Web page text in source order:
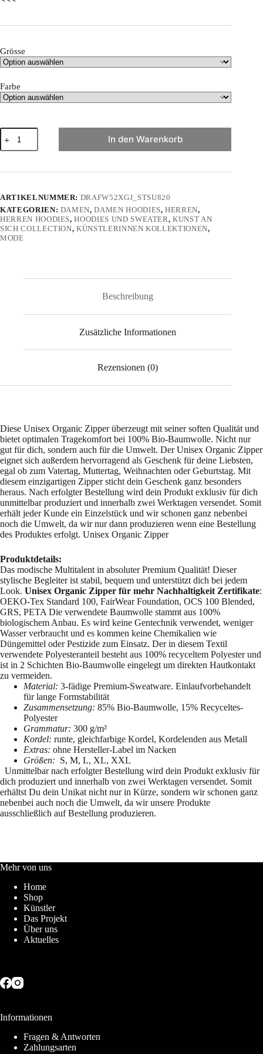
Grösse
Farbe
"Kunst
an
sich"
Unisex
Menge
In den Warenkorb
ARTIKELNUMMER: DRAFW52XGJ_STSU820
KATEGORIEN: DAMEN,DAMEN HOODIES,HERREN,
HERREN HOODIES,HOODIES UND SWEATER,KUNST AN
SICH COLLECTION,KÜNSTLERINNEN KOLLEKTIONEN,
MODE
Beschreibung
Zusätzliche Informationen
Rezensionen (0)
Diese Unisex Organic Zipper überzeugt mit seiner soften Qualität und
bietet optimalen Tragekomfort bei 100% Bio-Baumwolle. Nicht nur
gut für dich, sondern auch für die Umwelt. Der Unisex Organic Zipper
eignet sich außerdem hervorragend als Geschenk für deine Liebsten,
egal ob zum Vatertag, Muttertag, Weihnachten oder Geburtstag. Mit
diesem einzigartigen Zipper sticht dein Geschenk ganz besonders
heraus. Nach erfolgter Bestellung wird dein Produkt exklusiv für dich
unmittelbar produziert und innerhalb zwei Werktagen versendet. Somit
erhält jeder Kunde ein Einzelstück und wir schonen ganz nebenbei
noch die Umwelt, da wir nur dann produzieren wenn eine Bestellung
des Produktes erfolgt. Unisex Organic Zipper
Produktdetails:
Das modische Multitalent in absoluter Premium Qualität! Dieser
stylische Begleiter ist stabil, bequem und unterstützt dich bei jedem
Look. Unisex Organic Zipper für mehr Nachhaltigkeit Zertifikate:
OEKO-Tex Standard 100, FairWear Foundation, OCS 100 Blended,
GRS, PETA Die verwendete Baumwolle stammt aus 100%
biologischem Anbau. Es wird keine Gentechnik verwendet, weniger
Wasser verbraucht und es kommen keine Chemikalien wie
Düngemittel oder Pestizide zum Einsatz. Der in diesem Textil
verwendete Polyesteranteil besteht aus 100% recyceltem Polyester und
ist in 2 Schichten Bio-Baumwolle eingelegt um direkten Hautkontakt
zu vermeiden.
Material: 3-fädige Premium-Sweatware. Einlaufvorbehandelt
für lange Formstabilität
Zusammensetzung: 85% Bio-Baumwolle, 15% Recyceltes-
Polyester
Grammatur: 300 g/m²
Kordel: runte, gleichfarbige Kordel, Kordelenden aus Metall
Extras: ohne Hersteller-Label im Nacken
Größen: S, M, L, XL, XXL
Unmittelbar nach erfolgter Bestellung wird dein Produkt exklusiv für
dich produziert und innerhalb von zwei Werktagen versendet. Somit
erhältst Du dein Unikat nicht nur in Kürze, sondern wir schonen ganz
nebenbei auch noch die Umwelt, da wir unsere Produkte
ausschließlich auf Bestellung produzieren.
Mehr von uns
Home
Shop
Künstler
Das Projekt
Über uns
Aktuelles
Informationen
Fragen & Antworten
Zahlungsarten